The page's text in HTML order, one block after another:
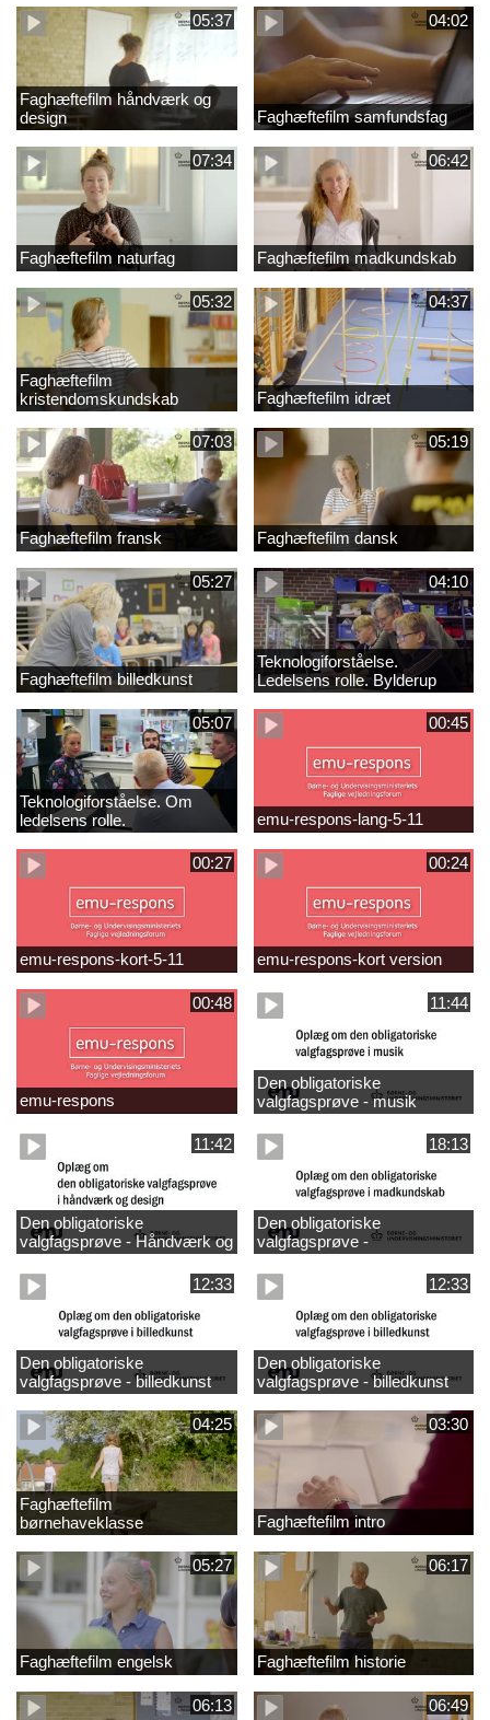
05:37
Faghæftefilm håndværk og
design
04:02
Faghæftefilm samfundsfag
07:34
Faghæftefilm naturfag
06:42
Faghæftefilm madkundskab
05:32
Faghæftefilm
kristendomskundskab
04:37
Faghæftefilm idræt
07:03
Faghæftefilm fransk
05:19
Faghæftefilm dansk
05:27
Faghæftefilm billedkunst
04:10
Teknologiforståelse.
Ledelsens rolle. Bylderup
Skole
05:07
Teknologiforståelse. Om
ledelsens rolle.
Sofiendalskolen
00:45
emu-respons-lang-5-11
00:27
emu-respons-kort-5-11
00:24
emu-respons-kort version
00:48
emu-respons
11:44
Den obligatoriske
valgfagsprøve - musik
11:42
Den obligatoriske
valgfagsprøve - Håndværk og
design
18:13
Den obligatoriske
valgfagsprøve -
madkundskab
12:33
Den obligatoriske
valgfagsprøve - billedkunst
større LK
12:33
Den obligatoriske
valgfagsprøve - billedkunst
04:25
Faghæftefilm
børnehaveklasse
03:30
Faghæftefilm intro
05:27
Faghæftefilm engelsk
06:17
Faghæftefilm historie
06:13 06:49